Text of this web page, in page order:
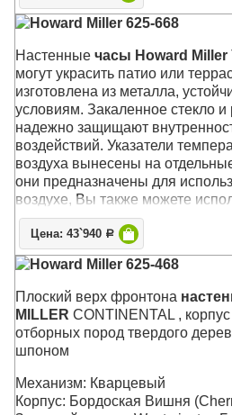
Корпус: Металл (кованый),
Размер: 57 х 57 х 5 см
Howard Miller 625-668
Настенные часы Howard Miller
могут украсить патио или
изготовлена из металла,
условиям. Закаленное стекло
надежно защищают
воздействий. Указатели
воздуха вынесены на
они предназначены для
воздухе, Вы также можете
помещении, на кухне, в ванной
месте Вашего дома
Отделка корпуса выполнена в
внутренним двориком или
циферблат гармонирует с
выделяет выпуклые черные
в свою очередь, прекрасно
черными стрелками, создавая
Изящные полуоружности
Цена: 43`940 Р
Howard Miller 625-468
Плоский верх фронтона
MILLER CONTINENTAL , корпус
отборных пород твердого
шпоном
Механизм: Кварцевый
Корпус: Бордоская Вишня